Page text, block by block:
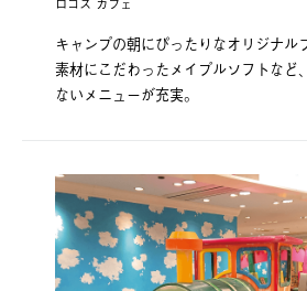
ロゴス カフェ
キャンプの朝にぴったりなオリジナル
素材にこだわったメイプルソフトなど
ないメニューが充実。